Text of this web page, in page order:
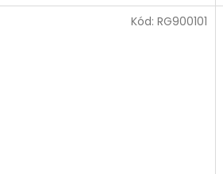
Kód: RG900101